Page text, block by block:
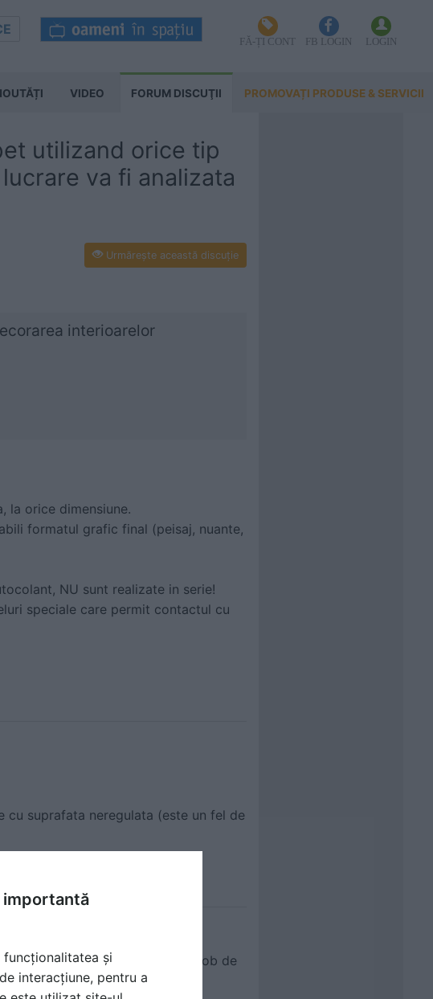
FĂ-ȚI CONT FB LOGIN LOGIN
VIDEO FORUM DISCUŢII PROMOVAȚI PRODUSE & SERVICII
utilizand orice tip
va fi analizata
Urmăreşte această discuţie
interioarelor
la orice dimensiune.
formatul grafic final (peisaj, nuante,
NU sunt realizate in serie!
speciale care permit contactul cu
suprafata neregulata (este un fel de
in schimb picta un astfel de bob de
și
interacțiune, pentru a